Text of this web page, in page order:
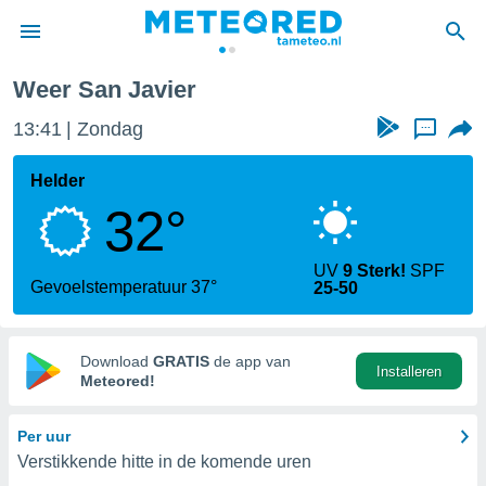
door
verstrekte
hoge
hebt de
voor
op basis
Weer San Javier
13:41 Zondag ...
Helder
32°
Gevoelstemperatuur 37°
UV9 Sterk! SPF
25-50
Download GRATIS de app van
Meteored!
Installeren
Per uur
Verstikkende hitte in de komende uren